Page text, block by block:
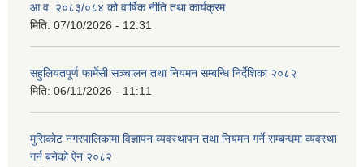
आ.व. २०८३/०८४ को वार्षिक नीति तथा कार्यक्रम
मिति: 07/10/2026 - 12:31
सहुलियतपूर्ण फार्मेसी सञ्चालन तथा नियमन सम्बन्धि निर्देशिका २०८२
मिति: 06/11/2026 - 11:11
मुसिकोट नगरपालिकामा विज्ञापन व्यवस्थापन तथा नियमन गर्ने सम्बन्धमा व्यवस्था
गर्न बनेको ऐन २०८२